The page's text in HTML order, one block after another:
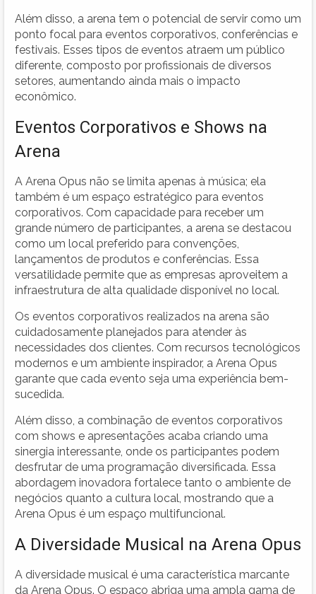
Além disso, a arena tem o potencial de servir como um
ponto focal para eventos corporativos, conferências e
festivais. Esses tipos de eventos atraem um público
diferente, composto por profissionais de diversos
setores, aumentando ainda mais o impacto
econômico.
Eventos Corporativos e Shows na
Arena
A Arena Opus não se limita apenas à música; ela
também é um espaço estratégico para eventos
corporativos. Com capacidade para receber um
grande número de participantes, a arena se destacou
como um local preferido para convenções,
lançamentos de produtos e conferências. Essa
versatilidade permite que as empresas aproveitem a
infraestrutura de alta qualidade disponível no local.
Os eventos corporativos realizados na arena são
cuidadosamente planejados para atender às
necessidades dos clientes. Com recursos tecnológicos
modernos e um ambiente inspirador, a Arena Opus
garante que cada evento seja uma experiência bem-
sucedida.
Além disso, a combinação de eventos corporativos
com shows e apresentações acaba criando uma
sinergia interessante, onde os participantes podem
desfrutar de uma programação diversificada. Essa
abordagem inovadora fortalece tanto o ambiente de
negócios quanto a cultura local, mostrando que a
Arena Opus é um espaço multifuncional.
A Diversidade Musical na Arena Opus
A diversidade musical é uma característica marcante
da Arena Opus. O espaço abriga uma ampla gama de